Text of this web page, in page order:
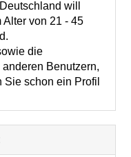
will
Alter von 21 - 45
die
Benutzern,
Sie schon ein Profil
to